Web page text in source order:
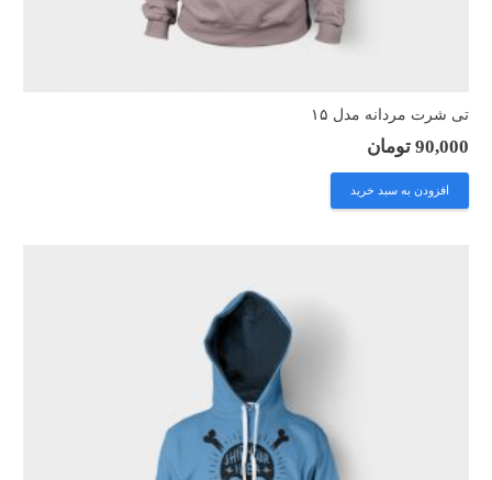
تی شرت مردانه مدل ۱۵
90,000 تومان
افزودن به سبد خرید